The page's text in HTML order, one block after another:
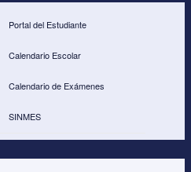
Portal del Estudiante
Calendario Escolar
Calendario de Exámenes
SINMES